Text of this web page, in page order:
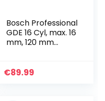
Bosch Professional
GDE 16 Cyl, max. 16
mm, 120 mm
€89.99